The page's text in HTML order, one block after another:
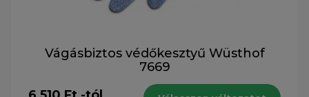
Vágásbiztos védőkesztyű Wüsthof
7669